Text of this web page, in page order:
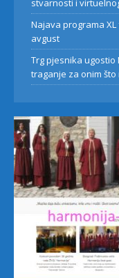
stvarnosti i
Najava programa
avgust
Trg pjesnika ugostio
traganje za onim